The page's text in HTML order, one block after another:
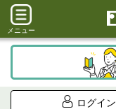
メニュー
ログイン